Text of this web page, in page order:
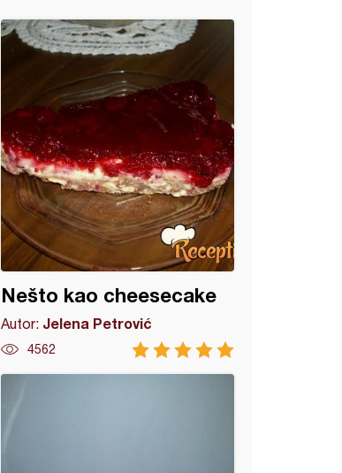
Nešto kao cheesecake
Autor: Jelena Petrović
4562